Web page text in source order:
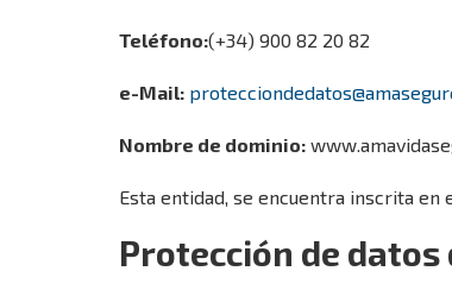
Teléfono:(+34) 900 82 20 82
e-Mail:
Nombre de dominio:
Esta entidad, se encuentra inscrita en
Protección de